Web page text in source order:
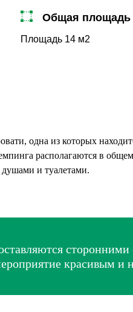
Общая площадь
Площадь 14 м2
одна из которых
располагаются в
и туалетами.
красивым и